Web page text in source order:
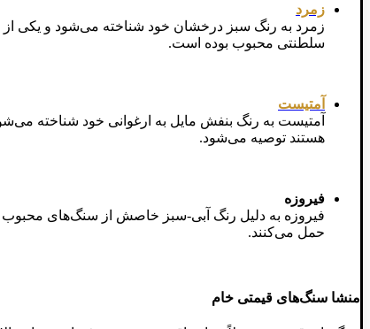
زمرد
زمرد به رنگ سبز درخشان خود شناخته می‌شود و یکی از
سلطنتی محبوب بوده است.
آمتیست
آمتیست به رنگ بنفش مایل به ارغوانی خود شناخته
هستند توصیه می‌شود.
فیروزه
فیروزه به دلیل رنگ آبی-سبز خاصش از سنگ‌های
حمل می‌کنند.
منشا سنگ‌های قیمتی خام